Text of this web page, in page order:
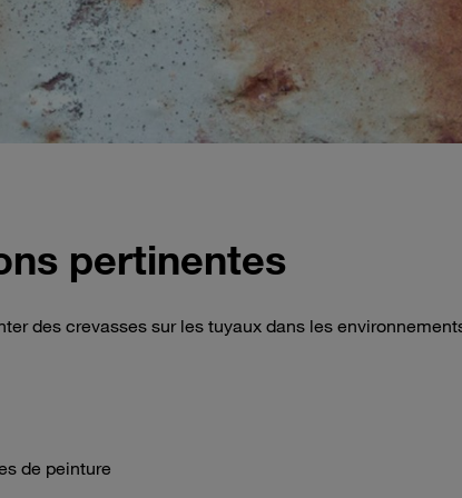
pertinentes
des crevasses sur les tuyaux dans les
de peinture